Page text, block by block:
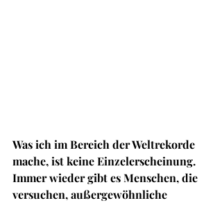
Was ich im Bereich der Weltrekorde
mache, ist keine Einzelerscheinung.
Immer wieder gibt es Menschen, die
versuchen, außergewöhnliche